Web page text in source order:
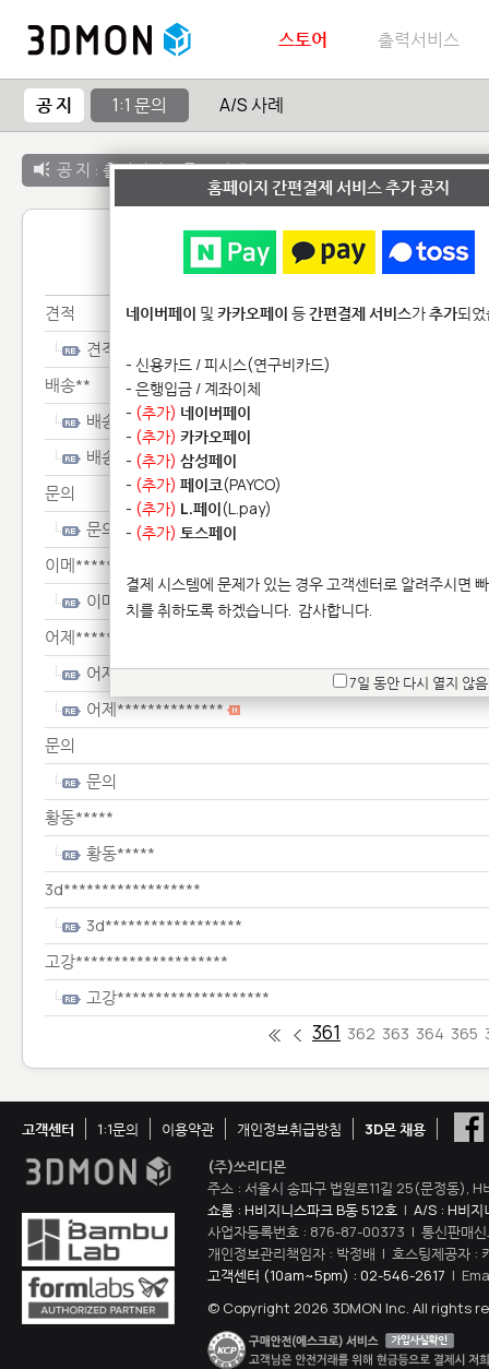
스토어 출력서비스
공 지 1:1 문의 A/S 사례
공 지 : 출력서비스 종료 안내
1:1 문
견적
견적
배송**
배송**
배송**
문의
문의
이메************
이메************
어제**************
어제**************
어제**************
문의
문의
황동*****
황동*****
3d******************
3d******************
고강********************
고강********************
361 362 363 364 365
고객센터 1:1문의 이용약관 개인정보취급방침
3D몬 채용
(주)쓰리디몬
주소 : 서울시 송파구 법원로11길 25(문정동),
쇼룸 : H비지니스파크 B동 512호 | A/S : H비지
사업자등록번호 : 876-87-00373 | 통신판매
개인정보관리책임자 : 박정배 | 호스팅제공자 :
고객센터 (10am~5pm) : 02-546-2617 |
© Copyright 2026 3DMON Inc. All rights
홈페이지 간편결제 서비스 추가 공지
네이버페이 및 카카오페이 등간편결제 서비스가추가되
- 신용카드 / 피시스(연구비카드)
- 은행입금 / 계좌이체
- (추가) 네이버페이
- (추가) 카카오페이
- (추가) 삼성페이
- (추가) 페이코(PAYCO)
- (추가) L.페이(L.pay)
- (추가) 토스페이
결제 시스템에 문제가 있는 경우 고객센터로 알려주시면
치를 취하도록 하겠습니다. 감사합니다.
7일 동안 다시 열지 않음